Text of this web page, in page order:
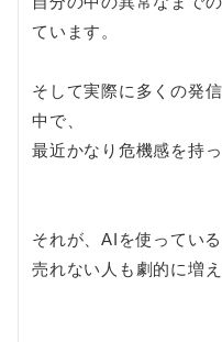
ています。
そして実際に多くの発
中で、
最近かなり危機感を持
それが、AIを使ってい
売れない人も劇的に増